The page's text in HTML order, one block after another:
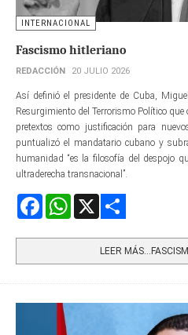
INTERNACIONAL
Fascismo hitleriano
REDACCIÓN 20 JULIO 2026
Así definió el presidente de Cuba,
Resurgimiento del Terrorismo Político que
pretextos como justificación para
puntualizó el mandatario cubano y
humanidad “es la filosofía del despojo
ultraderecha transnacional”.
FacebookWhatsApp
LEER